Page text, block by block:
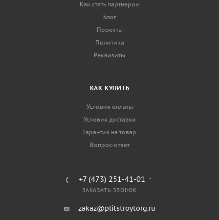
Как стать партнером
Блог
Проекты
Политика
Реквизиты
КАК КУПИТЬ
Условия оплаты
Условия доставки
Гарантия на товар
Вопрос-ответ
+7 (473) 251-41-01
ЗАКАЗАТЬ ЗВОНОК
zakaz@plitstroytorg.ru